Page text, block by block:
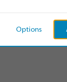
Options